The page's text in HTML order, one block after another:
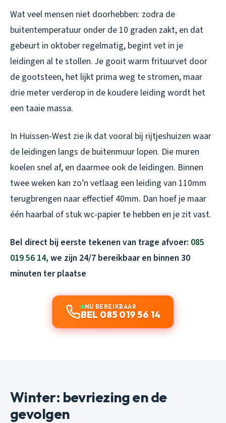
Wat veel mensen niet doorhebben: zodra de
buitentemperatuur onder de 10 graden zakt, en dat
gebeurt in oktober regelmatig, begint vet in je
leidingen al te stollen. Je gooit warm frituurvet door
de gootsteen, het lijkt prima weg te stromen, maar
drie meter verderop in de koudere leiding wordt het
een taaie massa.
In Huissen-West zie ik dat vooral bij rijtjeshuizen waar
de leidingen langs de buitenmuur lopen. Die muren
koelen snel af, en daarmee ook de leidingen. Binnen
twee weken kan zo’n vetlaag een leiding van 110mm
terugbrengen naar effectief 40mm. Dan hoef je maar
één haarbal of stuk wc-papier te hebben en je zit vast.
Bel direct bij eerste tekenen van trage afvoer: 085
019 56 14, we zijn 24/7 bereikbaar en binnen 30
minuten ter plaatse
NU BEREIKBAAR
BEL 085 019 56 14
Winter: bevriezing en de
gevolgen